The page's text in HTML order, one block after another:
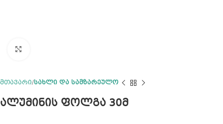
მთავარი სახლი და სამზარეულო
ალუმინის ფოლგა 30მ